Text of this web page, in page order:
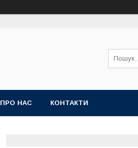
ПРО НАС КОНТАКТИ